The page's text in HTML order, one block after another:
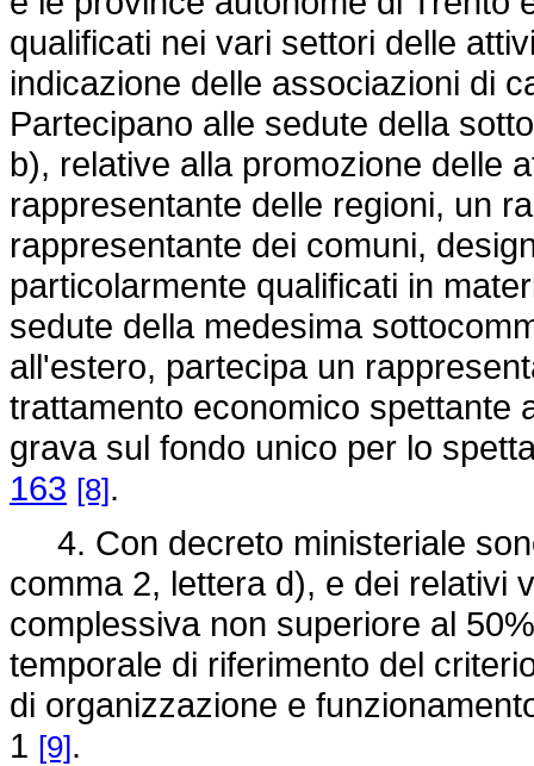
qualificati nei vari settori delle
indicazione delle associazioni di
Partecipano alle sedute della
b), relative alla promozione delle
rappresentante delle regioni, un
rappresentante dei comuni,
particolarmente qualificati in
sedute della medesima
all'estero, partecipa un
trattamento economico spettante
grava sul fondo unico per lo
163 [8].
4. Con decreto ministeriale
comma 2, lettera d), e dei relativi
complessiva non superiore al
temporale di riferimento del
di organizzazione e
1 [9].